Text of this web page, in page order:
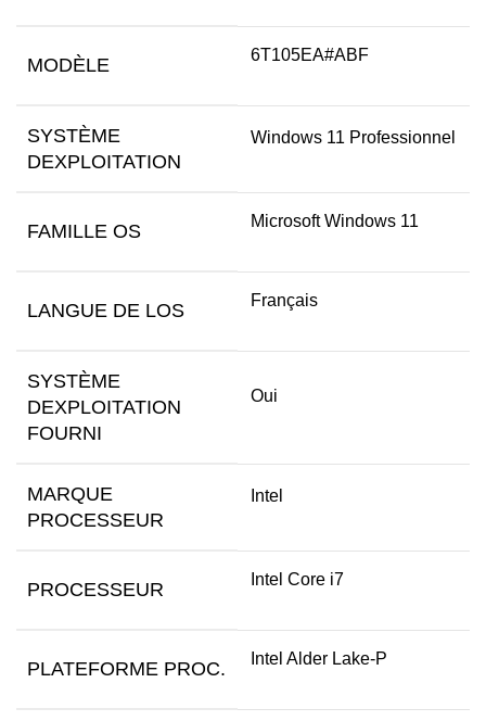
MODÈLE 6T105EA#ABF
SYSTÈME
DEXPLOITATION
Windows 11 Professionnel
FAMILLE OS Microsoft Windows 11
LANGUE DE LOS Français
SYSTÈME
DEXPLOITATION
FOURNI
Oui
MARQUE
PROCESSEUR
Intel
PROCESSEUR Intel Core i7
PLATEFORME PROC. Intel Alder Lake-P